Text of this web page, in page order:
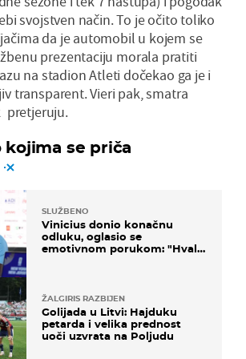
svojstven način. To je očito toliko
da je automobil u kojem se
prezentaciju morala pratiti
na stadion Atleti dočekao ga je i
transparent. Vieri pak, smatra
pretjeruju.
kojima se priča
SLUŽBENO
Vinicius donio konačnu
odluku, oglasio se
emotivnom porukom: "Hvala
ŽALGIRIS RAZBIJEN
Golijada u Litvi: Hajduku
petarda i velika prednost
uoči uzvrata na Poljudu